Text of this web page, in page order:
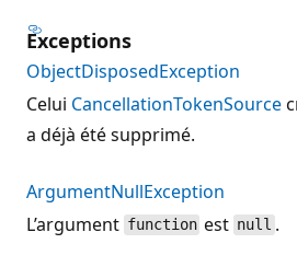
Exceptions
ObjectDisposedException
Celui CancellationTokenSource
a déjà été supprimé.
ArgumentNullException
L’argument function est null .